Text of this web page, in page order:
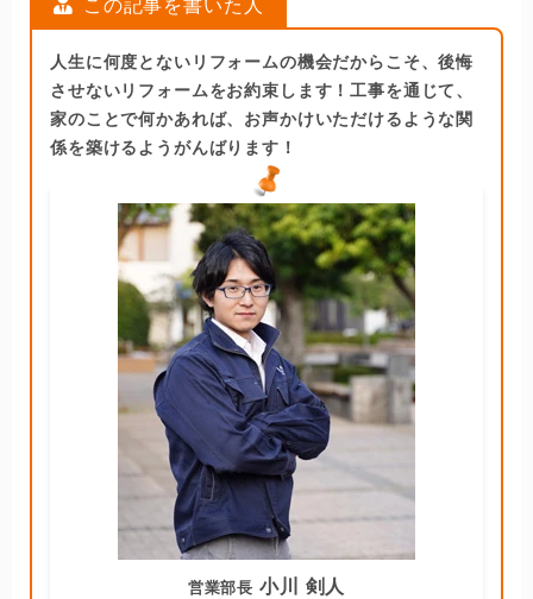
この記事を書いた人
人生に何度とないリフォームの機会だからこそ、後悔
させないリフォームをお約束します！工事を通じて、
家のことで何かあれば、お声かけいただけるような関
係を築けるようがんばります！
営業部長 小川 剣人